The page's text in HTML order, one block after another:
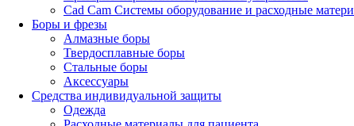
Cad Cam Системы оборудование и расходные
Боры и фрезы
Алмазные боры
Твердосплавные боры
Стальные боры
Аксессуары
Средства индивидуальной защиты
Одежда